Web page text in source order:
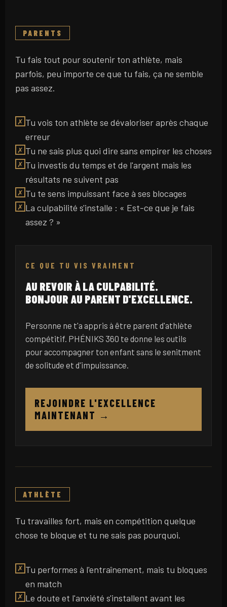
Tu fais tout pour soutenir ton athlète, mais
parfois, peu importe ce que tu fais, ça ne semble
pas assez.
✗ Tu vois ton athlète se dévaloriser après chaque
erreur
✗ Tu ne sais plus quoi dire sans empirer les choses
✗ Tu investis du temps et de l'argent mais les
résultats ne suivent pas
✗ Tu te sens impuissant face à ses blocages
✗ La culpabilité s'installe : « Est-ce que je fais
assez ? »
CE QUE TU VIS VRAIMENT
AU REVOIR À LA CULPABILITÉ.
BONJOUR AU PARENT D'EXCELLENCE.
Personne ne t'a appris à être parent d'athlète
compétitif. PHÉNIKS 360 te donne les outils
pour accompagner ton enfant sans le senitment
de solitude et d'impuissance.
REJOINDRE L'EXCELLENCE
MAINTENANT →
Tu travailles fort, mais en compétition quelque
chose te bloque et tu ne sais pas pourquoi.
✗ Tu performes à l'entraînement, mais tu bloques
en match
✗ Le doute et l'anxiété s'installent avant les